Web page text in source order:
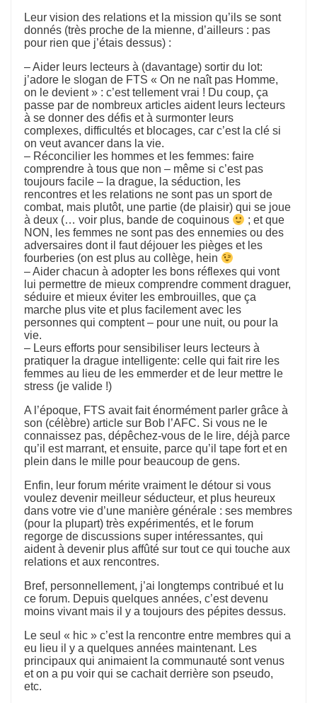
Leur vision des relations et la mission qu’ils se sont
donnés (très proche de la mienne, d’ailleurs : pas
pour rien que j’étais dessus) :
– Aider leurs lecteurs à (davantage) sortir du lot:
j’adore le slogan de FTS « On ne naît pas Homme,
on le devient » : c’est tellement vrai ! Du coup, ça
passe par de nombreux articles aident leurs lecteurs
à se donner des défis et à surmonter leurs
complexes, difficultés et blocages, car c’est la clé si
on veut avancer dans la vie.
– Réconcilier les hommes et les femmes: faire
comprendre à tous que non – même si c’est pas
toujours facile – la drague, la séduction, les
rencontres et les relations ne sont pas un sport de
combat, mais plutôt, une partie (de plaisir) qui se joue
à deux (… voir plus, bande de coquinous
; et que
NON, les femmes ne sont pas des ennemies ou des
adversaires dont il faut déjouer les pièges et les
fourberies (on est plus au collège, hein
– Aider chacun à adopter les bons réflexes qui vont
lui permettre de mieux comprendre comment draguer,
séduire et mieux éviter les embrouilles, que ça
marche plus vite et plus facilement avec les
personnes qui comptent – pour une nuit, ou pour la
vie.
– Leurs efforts pour sensibiliser leurs lecteurs à
pratiquer la drague intelligente: celle qui fait rire les
femmes au lieu de les emmerder et de leur mettre le
stress (je valide !)
A l’époque, FTS avait fait énormément parler grâce à
son (célèbre) article sur Bob l’AFC. Si vous ne le
connaissez pas, dépêchez-vous de le lire, déjà parce
qu’il est marrant, et ensuite, parce qu’il tape fort et en
plein dans le mille pour beaucoup de gens.
Enfin, leur forum mérite vraiment le détour si vous
voulez devenir meilleur séducteur, et plus heureux
dans votre vie d’une manière générale : ses membres
(pour la plupart) très expérimentés, et le forum
regorge de discussions super intéressantes, qui
aident à devenir plus affûté sur tout ce qui touche aux
relations et aux rencontres.
Bref, personnellement, j’ai longtemps contribué et lu
ce forum. Depuis quelques années, c’est devenu
moins vivant mais il y a toujours des pépites dessus.
Le seul « hic » c’est la rencontre entre membres qui a
eu lieu il y a quelques années maintenant. Les
principaux qui animaient la communauté sont venus
et on a pu voir qui se cachait derrière son pseudo,
etc.